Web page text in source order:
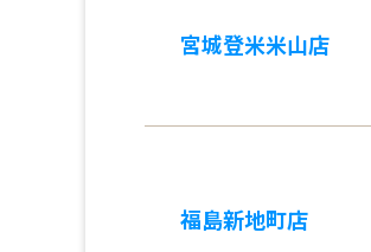
宮城登米米山店
福島新地町店